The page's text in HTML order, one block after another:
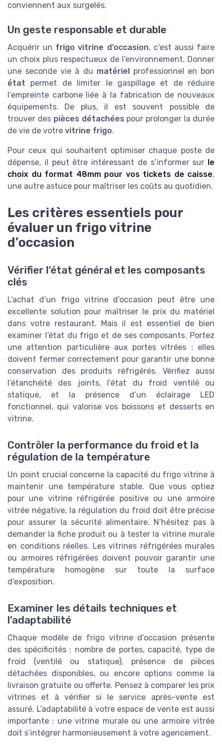
conviennent aux surgelés.
Un geste responsable et durable
Acquérir un frigo vitrine d’occasion, c’est aussi faire
un choix plus respectueux de l’environnement. Donner
une seconde vie à du matérielprofessionnel en bon
état permet de limiter le gaspillage et de réduire
l’empreinte carbone liée à la fabrication de nouveaux
équipements. De plus, il est souvent possible de
trouver des pièces détachées pour prolonger la durée
de vie de votre vitrine frigo.
Pour ceux qui souhaitent optimiser chaque poste de
dépense, il peut être intéressant de s’informer sur le
choix du format 48mm pour vos tickets de caisse,
une autre astuce pour maîtriser les coûts au quotidien.
Les critères essentiels pour
évaluer un frigo vitrine
d’occasion
Vérifier l’état général et les composants
clés
L’achat d’un frigo vitrine d’occasion peut être une
excellente solution pour maîtriser le prix du matériel
dans votre restaurant. Mais il est essentiel de bien
examiner l’état du frigo et de ses composants. Portez
une attention particulière aux portes vitrées : elles
doivent fermer correctement pour garantir une bonne
conservation des produits réfrigérés. Vérifiez aussi
l’étanchéité des joints, l’état du froid ventilé ou
statique, et la présence d’un éclairage LED
fonctionnel, qui valorise vos boissons et desserts en
vitrine.
Contrôler la performance du froid et la
régulation de la température
Un point crucial concerne la capacité du frigo vitrine à
maintenir une température stable. Que vous optiez
pour une vitrine réfrigérée positive ou une armoire
vitrée négative, la régulation du froid doit être précise
pour assurer la sécurité alimentaire. N’hésitez pas à
demander la fiche produit ou à tester la vitrine murale
en conditions réelles. Les vitrines réfrigérées murales
ou armoires réfrigérées doivent pouvoir garantir une
température homogène sur toute la surface
d’exposition.
Examiner les détails techniques et
l’adaptabilité
Chaque modèle de frigo vitrine d’occasion présente
des spécificités : nombre de portes, capacité, type de
froid (ventilé ou statique), présence de pièces
détachées disponibles, ou encore options comme la
livraison gratuite ou offerte. Pensez à comparer les prix
vitrines et à vérifier si le service après-vente est
assuré. L’adaptabilité à votre espace de vente est aussi
importante : une vitrine murale ou une armoire vitrée
doit s’intégrer harmonieusement à votre agencement.